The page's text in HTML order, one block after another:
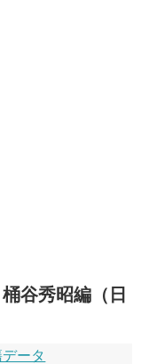
谷秀昭編（日
ータ